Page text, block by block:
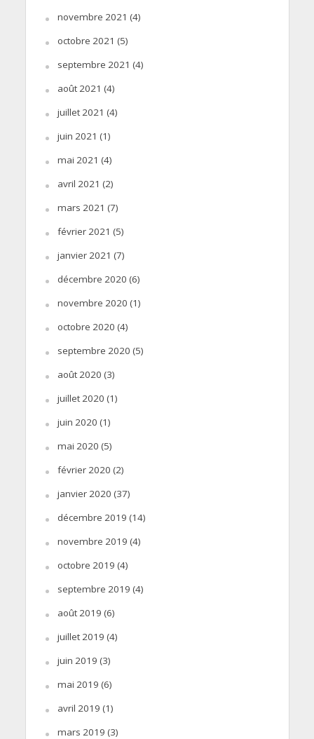
novembre 2021 (4)
octobre 2021 (5)
septembre 2021 (4)
août 2021 (4)
juillet 2021 (4)
juin 2021 (1)
mai 2021 (4)
avril 2021 (2)
mars 2021 (7)
février 2021 (5)
janvier 2021 (7)
décembre 2020 (6)
novembre 2020 (1)
octobre 2020 (4)
septembre 2020 (5)
août 2020 (3)
juillet 2020 (1)
juin 2020 (1)
mai 2020 (5)
février 2020 (2)
janvier 2020 (37)
décembre 2019 (14)
novembre 2019 (4)
octobre 2019 (4)
septembre 2019 (4)
août 2019 (6)
juillet 2019 (4)
juin 2019 (3)
mai 2019 (6)
avril 2019 (1)
mars 2019 (3)